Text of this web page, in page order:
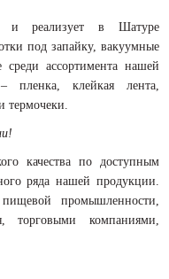
и реализует в Шатуре
под запайку, вакуумные
ассортимента нашей
пленка, клейкая лента,
термочеки.
качества по доступным
ряда нашей продукции.
промышленности,
торговыми компаниями,